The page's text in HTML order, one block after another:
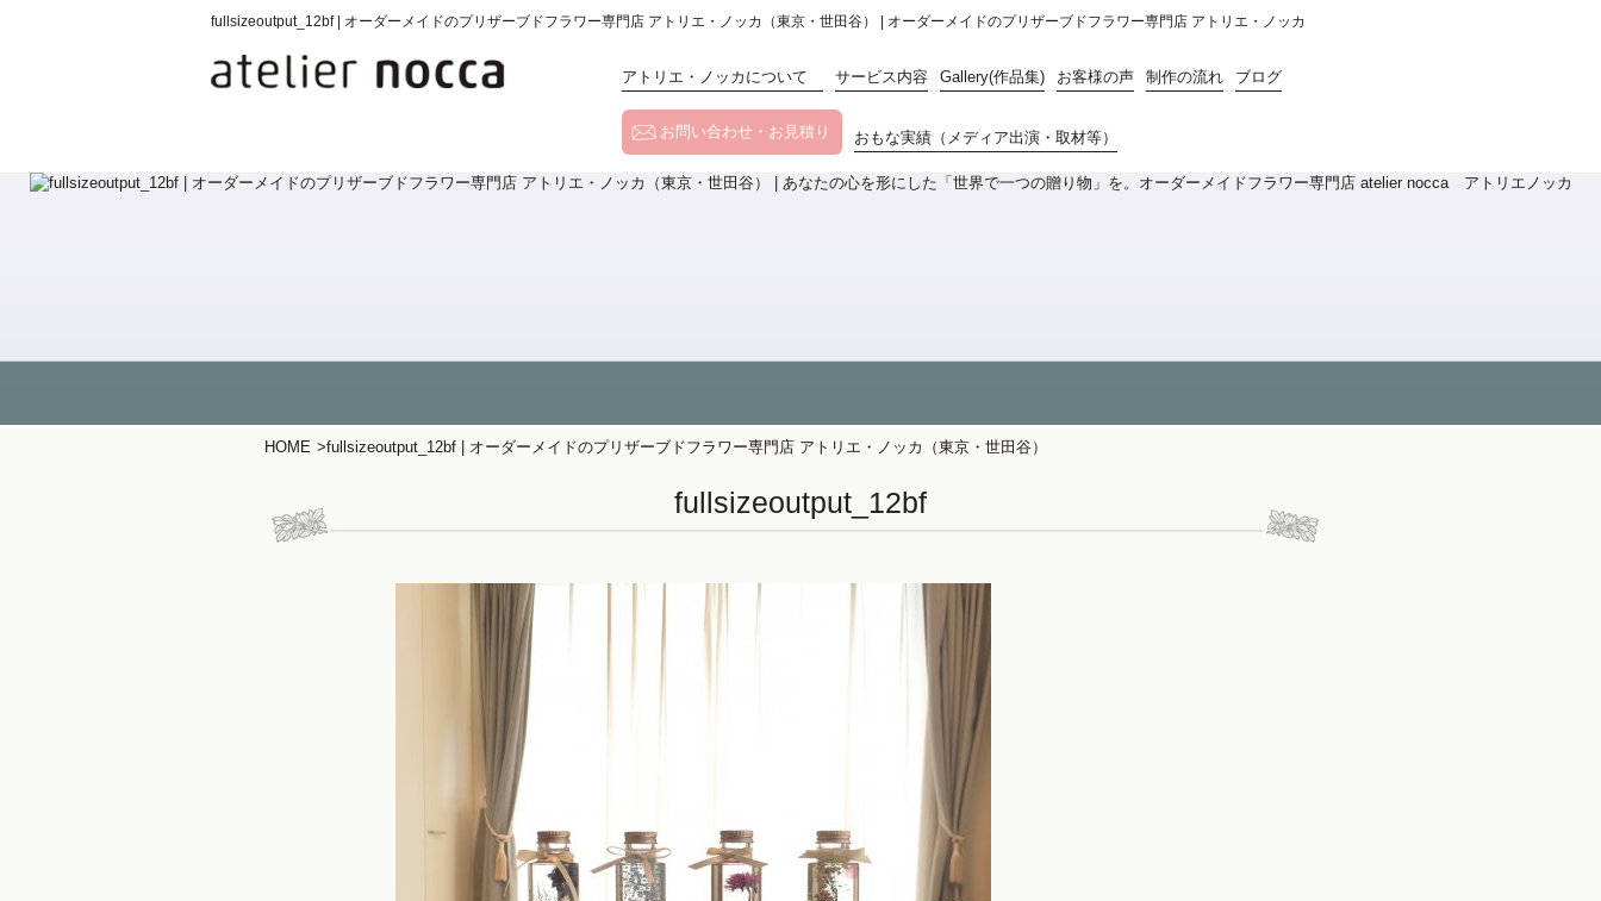
fullsizeoutput_12bf | オーダーメイドのプリザーブドフラワー専門店 アトリエ・ノッカ（東京・世田谷） | オーダーメイドのプリザーブドフラワー専門店 アトリエ・ノッカ
アトリエ・ノッカについて サービス内容 Gallery(作品集) お客様の声 制作の流れ ブログ
お問い合わせ・お見積り おもな実績（メディア出演・取材等）
HOME >fullsizeoutput_12bf | オーダーメイドのプリザーブドフラワー専門店 アトリエ・ノッカ（東京・世田谷）
fullsizeoutput_12bf